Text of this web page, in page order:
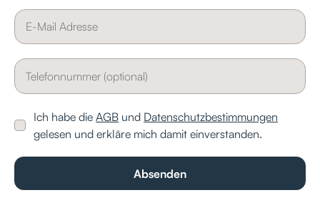
Ich habe dieAGB und Datenschutzbestimmungen
gelesen und erkläre mich damit einverstanden.